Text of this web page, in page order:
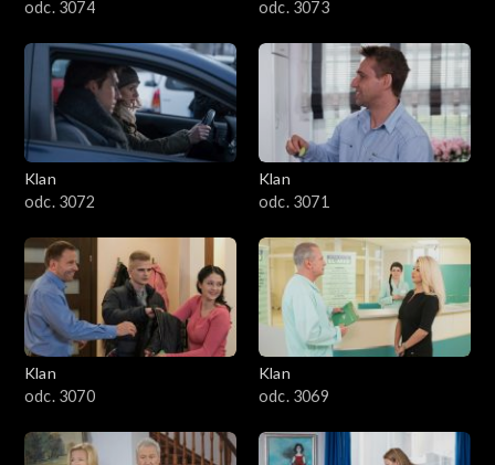
odc. 3074 odc. 3073
Klan
odc. 3072
Klan
odc. 3071
Klan
odc. 3070
Klan
odc. 3069